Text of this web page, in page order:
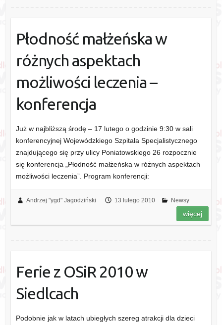
Płodność małżeńska w
różnych aspektach
możliwości leczenia –
konferencja
Już w najbliższą środę – 17 lutego o godzinie 9:30 w sali
konferencyjnej Wojewódzkiego Szpitala Specjalistycznego
znajdującego się przy ulicy Poniatowskiego 26 rozpocznie
się konferencja „Płodność małżeńska w różnych aspektach
możliwości leczenia”. Program konferencji:
Andrzej "ygd" Jagodziński 13 lutego 2010 Newsy
więcej
Ferie z OSiR 2010 w
Siedlcach
Podobnie jak w latach ubiegłych szereg atrakcji dla dzieci